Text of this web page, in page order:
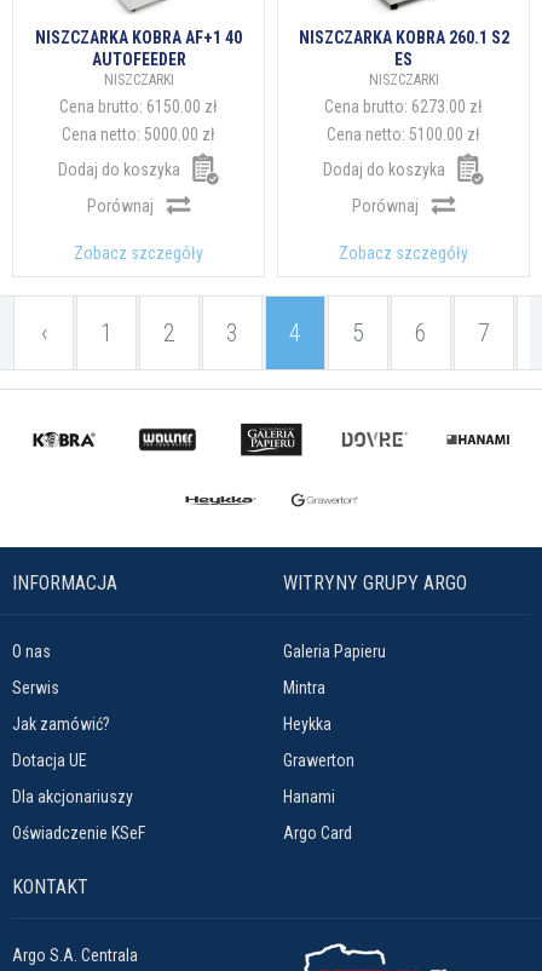
NISZCZARKA KOBRA AF+1 40
AUTOFEEDER
NISZCZARKI
Cena brutto: 6150.00 zł
Cena netto: 5000.00 zł
Dodaj do koszyka
Porównaj
Zobacz szczegóły
NISZCZARKA KOBRA 260.1 S2
ES
NISZCZARKI
Cena brutto: 6273.00 zł
Cena netto: 5100.00 zł
Dodaj do koszyka
Porównaj
Zobacz szczegóły
‹ 1 2 3 4 5 6 7
INFORMACJA
O nas
Serwis
Jak zamówić?
Dotacja UE
Dla akcjonariuszy
Oświadczenie KSeF
WITRYNY GRUPY ARGO
Galeria Papieru
Mintra
Heykka
Grawerton
Hanami
Argo Card
KONTAKT
Argo S.A. Centrala